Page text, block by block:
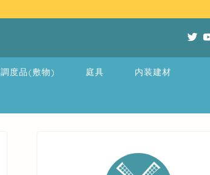
調度品(敷物) 庭具 内装建材